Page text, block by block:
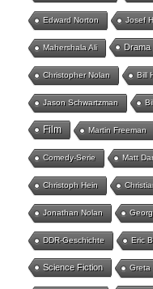
Edward Norton Josef
Mahershala Ali Drama
Christopher Nolan Bill
Jason Schwartzman
Film Martin Freeman
Comedy-Serie Matt
Christoph Hein
Jonathan Nolan
DDR-Geschichte Eric
Science Fiction Greta